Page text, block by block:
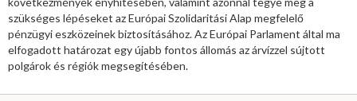
szükséges lépéseket az Európai Szolidaritási Alap megfelelő
pénzügyi eszközeinek biztosításához. Az Európai Parlament által ma
elfogadott határozat egy újabb fontos állomás az árvízzel sújtott
polgárok és régiók megsegítésében.